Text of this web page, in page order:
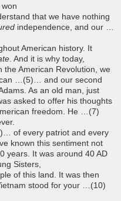
that we have nothing
independence, and our …
American history. It
. And it is why today,
the American Revolution, we
…(5)…
and our second
As an old man, just
asked to offer his thoughts
freedom. He …(7)
of every patriot and every
known this sentiment not
years. It was around 40 AD
Sisters,
of this land. It was then
stood for your …(10)